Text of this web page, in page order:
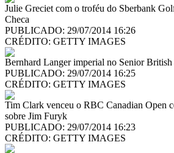
Julie Greciet com o troféu do Sberbank
Checa
PUBLICADO: 29/07/2014 16:26
CRÉDITO: GETTY IMAGES
Bernhard Langer imperial no Senior British
PUBLICADO: 29/07/2014 16:25
CRÉDITO: GETTY IMAGES
Tim Clark venceu o RBC Canadian Open
sobre Jim Furyk
PUBLICADO: 29/07/2014 16:23
CRÉDITO: GETTY IMAGES